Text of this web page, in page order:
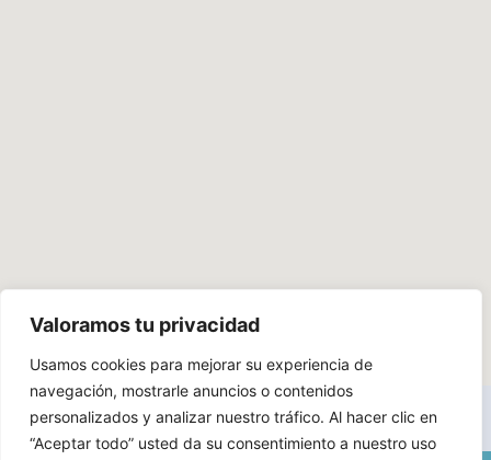
Valoramos tu privacidad
Usamos cookies para mejorar su experiencia de
navegación, mostrarle anuncios o contenidos
personalizados y analizar nuestro tráfico. Al hacer clic en
“Aceptar todo” usted da su consentimiento a nuestro uso